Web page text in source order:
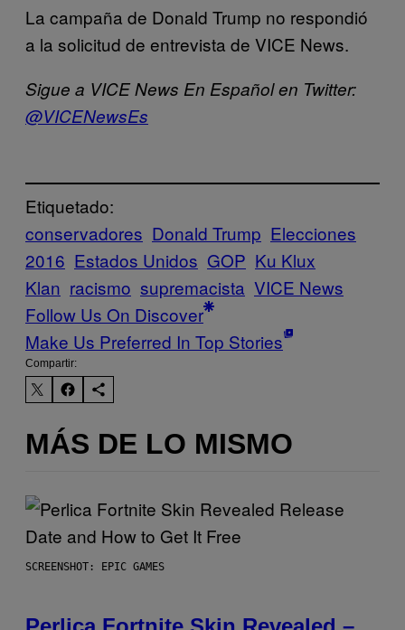
La campaña de Donald Trump no respondió
a la solicitud de entrevista de VICE News.
Sigue a VICE News En Español en Twitter:
@VICENewsEs
Etiquetado:
conservadores Donald Trump Elecciones
2016 Estados Unidos GOP Ku Klux
Klan racismo supremacista VICE News
Follow Us On Discover
Make Us Preferred In Top Stories
Compartir:
MÁS DE LO MISMO
SCREENSHOT: EPIC GAMES